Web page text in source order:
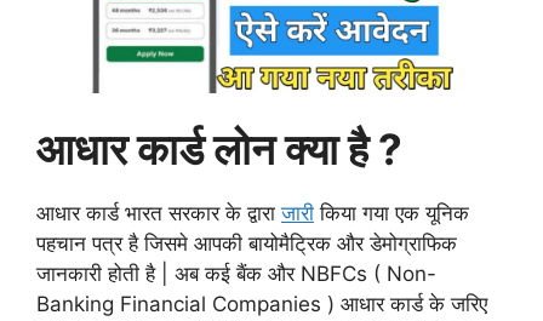
आधार कार्ड लोन क्या है ?
आधार कार्ड भारत सरकार के द्वाराजारी किया गया एक यूनिक
पहचान पत्र है जिसमे आपकी बायोमैट्रिक और डेमोग्राफिक
जानकारी होती है | अब कई बैंक और NBFCs ( Non-
Banking Financial Companies ) आधार कार्ड के जरिए